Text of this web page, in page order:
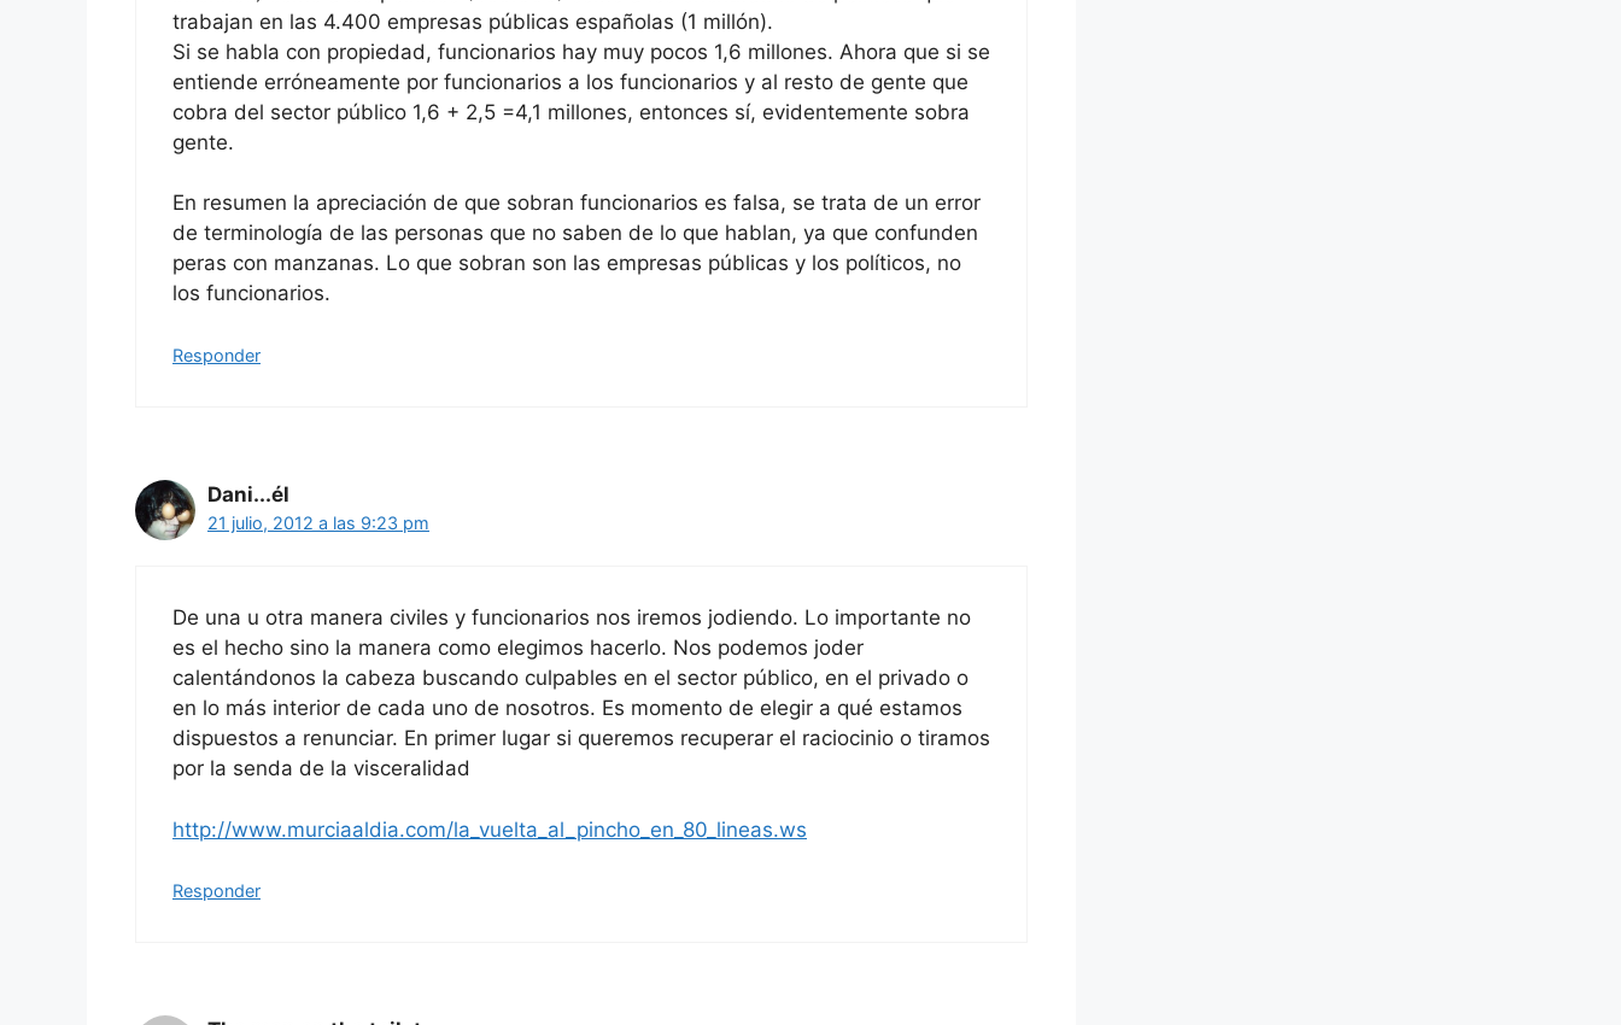
trabajan en las 4.400 empresas públicas españolas (1 millón).
Si se habla con propiedad, funcionarios hay muy pocos 1,6 millones. Ahora que si se
entiende erróneamente por funcionarios a los funcionarios y al resto de gente que
cobra del sector público 1,6 + 2,5 =4,1 millones, entonces sí, evidentemente sobra
gente.
En resumen la apreciación de que sobran funcionarios es falsa, se trata de un error
de terminología de las personas que no saben de lo que hablan, ya que confunden
peras con manzanas. Lo que sobran son las empresas públicas y los políticos, no
los funcionarios.
Responder
Dani...él
21 julio, 2012 a las 9:23 pm
De una u otra manera civiles y funcionarios nos iremos jodiendo. Lo importante no
es el hecho sino la manera como elegimos hacerlo. Nos podemos joder
calentándonos la cabeza buscando culpables en el sector público, en el privado o
en lo más interior de cada uno de nosotros. Es momento de elegir a qué estamos
dispuestos a renunciar. En primer lugar si queremos recuperar el raciocinio o tiramos
por la senda de la visceralidad
http://www.murciaaldia.com/la_vuelta_al_pincho_en_80_lineas.ws
Responder